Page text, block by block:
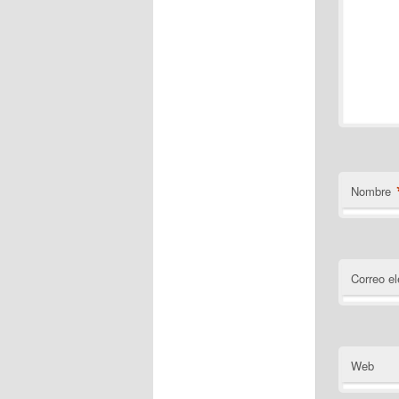
Nombre
Correo
Web